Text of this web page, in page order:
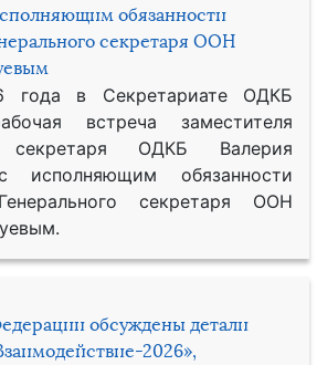
обязанности
секретаря ООН
года в Секретариате ОДКБ
встреча заместителя
секретаря ОДКБ Валерия
исполняющим обязанности
секретаря ООН
обсуждены детали
2026»,